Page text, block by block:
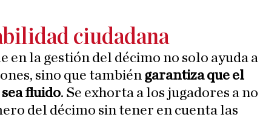
ciudadana
en la gestión del décimo no solo ayuda a
sino que también garantiza que el
fluido. Se exhorta a los jugadores a no
del décimo sin tener en cuenta las